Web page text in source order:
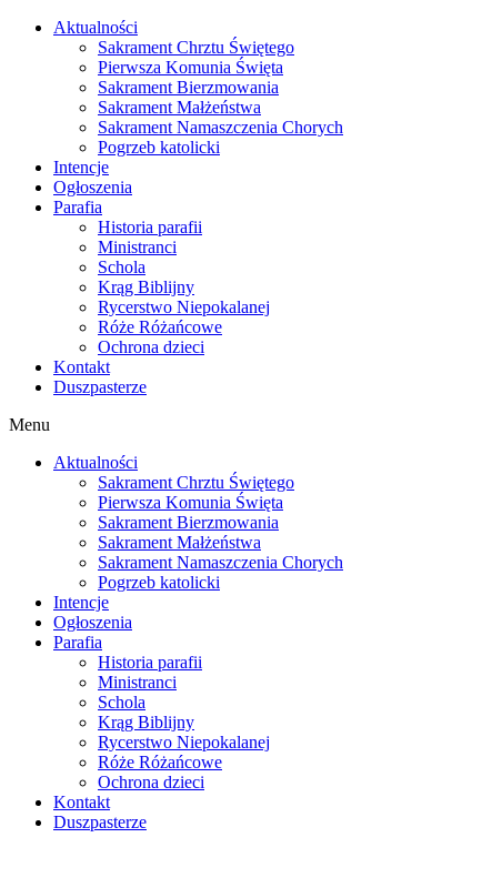
Skip
Aktualności
Sakrament Chrztu Świętego
Pierwsza Komunia Święta
Sakrament Bierzmowania
Sakrament Małżeństwa
Sakrament Namaszczenia Chorych
Pogrzeb katolicki
Intencje
Ogłoszenia
Parafia
Historia parafii
Ministranci
Schola
Krąg Biblijny
Rycerstwo Niepokalanej
Róże Różańcowe
Ochrona dzieci
Kontakt
Duszpasterze
Menu
Aktualności
Sakrament Chrztu Świętego
Pierwsza Komunia Święta
Sakrament Bierzmowania
Sakrament Małżeństwa
Sakrament Namaszczenia Chorych
Pogrzeb katolicki
Intencje
Ogłoszenia
Parafia
Historia parafii
Ministranci
Schola
Krąg Biblijny
Rycerstwo Niepokalanej
Róże Różańcowe
Ochrona dzieci
Kontakt
Duszpasterze